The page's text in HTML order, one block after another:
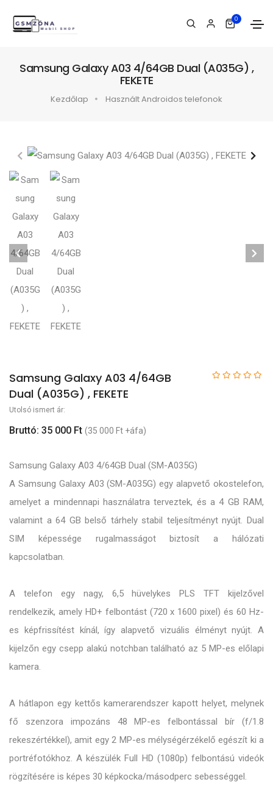
0
Samsung Galaxy A03 4/64GB Dual (A035G) ,
FEKETE
Kezdőlap Használt Androidos telefonok
Samsung Galaxy A03 4/64GB
Dual (A035G) , FEKETE
Utolsó ismert ár:
Bruttó: 35 000 Ft (35 000 Ft +áfa)
Samsung Galaxy A03 4/64GB Dual (SM-A035G)
A Samsung Galaxy A03 (SM-A035G) egy alapvető okostelefon,
amelyet a mindennapi használatra terveztek, és a 4 GB RAM,
valamint a 64 GB belső tárhely stabil teljesítményt nyújt. Dual
SIM képessége rugalmasságot biztosít a hálózati
kapcsolatban.
A telefon egy nagy, 6,5 hüvelykes PLS TFT kijelzővel
rendelkezik, amely HD+ felbontást (720 x 1600 pixel) és 60 Hz-
es képfrissítést kínál, így alapvető vizuális élményt nyújt. A
kijelzőn egy csepp alakú notchban található az 5 MP-es előlapi
kamera.
A hátlapon egy kettős kamerarendszer kapott helyet, melynek
fő szenzora impozáns 48 MP-es felbontással bír (f/1.8
rekeszértékkel), amit egy 2 MP-es mélységérzékelő egészít ki a
portréfotókhoz. A készülék Full HD (1080p) felbontású videók
rögzítésére is képes 30 képkocka/másodperc sebességgel.